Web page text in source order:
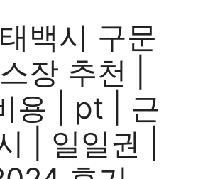
백시 구문
장 추천 |
용 | pt | 근
| 일일권 |